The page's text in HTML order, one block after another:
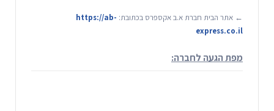
← אתר הבית חברת א.ב אקספרס בכתובת: https://ab-
express.co.il
מפת הגעה לחברה: